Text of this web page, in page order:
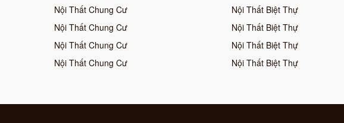
Nội Thất Chung Cư
Nội Thất Chung Cư
Nội Thất Chung Cư
Nội Thất Chung Cư
Nội Thất Biệt Thự
Nội Thất Biệt Thự
Nội Thất Biệt Thự
Nội Thất Biệt Thự